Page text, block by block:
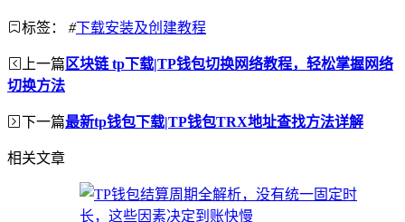
标签： #下载安装及创建教程
上一篇 区块链 tp下载|TP钱包切换网络教程，轻松掌握网络
切换方法
下一篇最新tp钱包下载|TP钱包TRX地址查找方法详解
相关文章